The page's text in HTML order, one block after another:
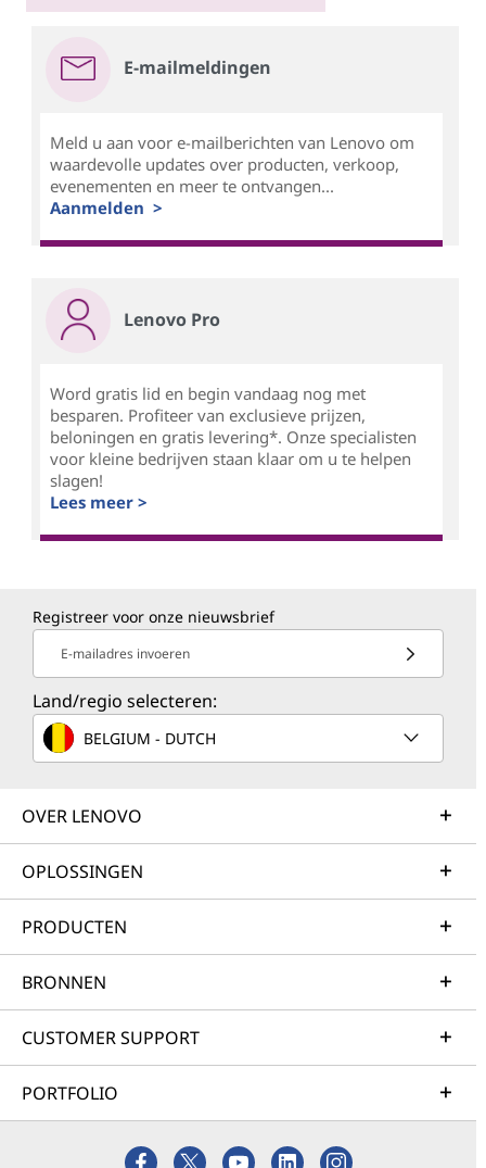
E-mailmeldingen
Meld u aan voor e-mailberichten van Lenovo om
waardevolle updates over producten, verkoop,
evenementen en meer te ontvangen...
Aanmelden >
Lenovo Pro
Word gratis lid en begin vandaag nog met
besparen. Profiteer van exclusieve prijzen,
beloningen en gratis levering*. Onze specialisten
voor kleine bedrijven staan klaar om u te helpen
slagen!
Lees meer >
Registreer voor onze nieuwsbrief
E-mailadres invoeren
Land/regio selecteren:
BELGIUM - DUTCH
OVER LENOVO
OPLOSSINGEN
PRODUCTEN
BRONNEN
CUSTOMER SUPPORT
PORTFOLIO